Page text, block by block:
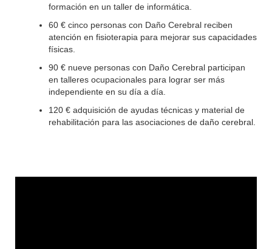
formación en un taller de informática.
60 € cinco personas con Daño Cerebral reciben
atención en fisioterapia para mejorar sus capacidades
físicas.
90 € nueve personas con Daño Cerebral participan
en talleres ocupacionales para lograr ser más
independiente en su día a día.
120 € adquisición de ayudas técnicas y material de
rehabilitación para las asociaciones de daño cerebral.